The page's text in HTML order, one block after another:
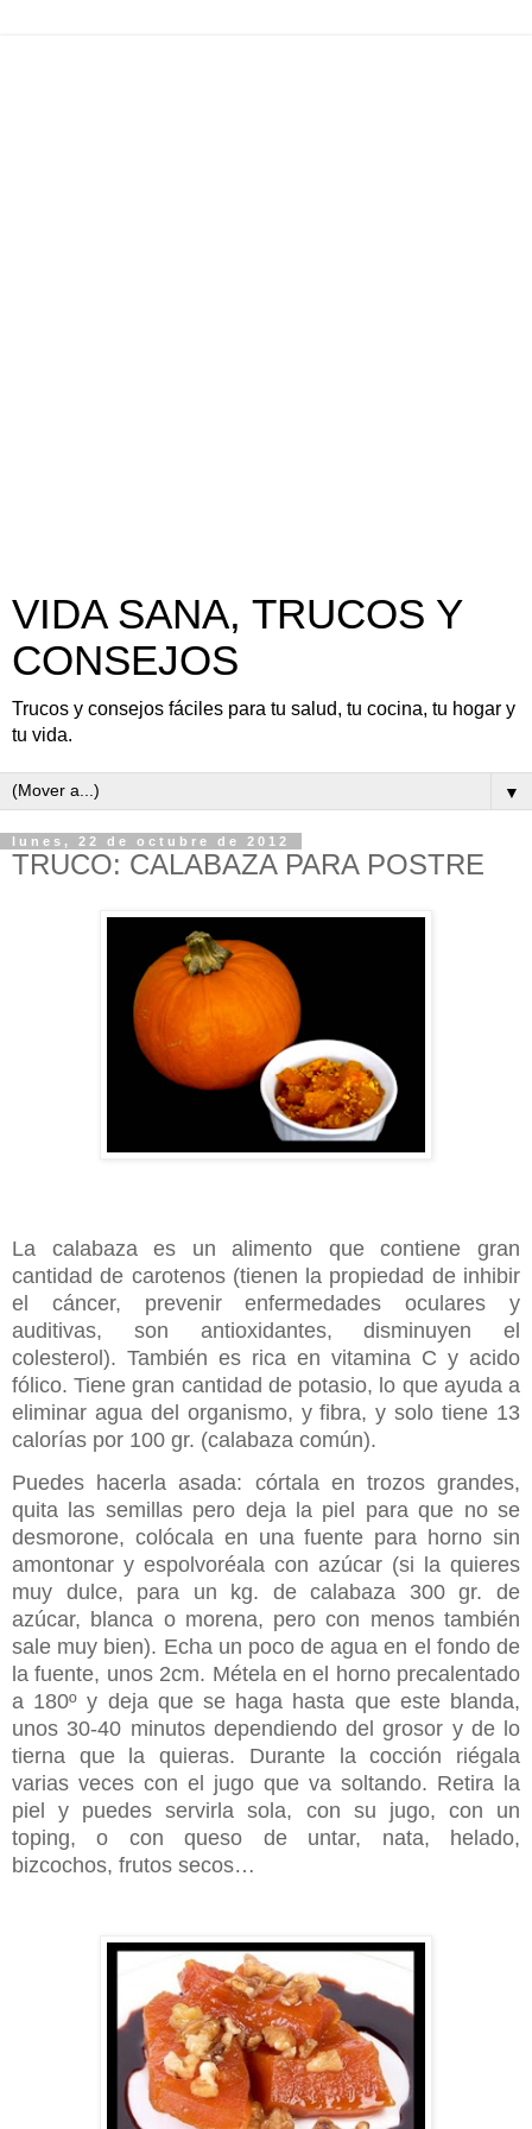
VIDA SANA, TRUCOS Y
CONSEJOS
Trucos y consejos fáciles para tu salud, tu cocina, tu hogar y
tu vida.
▼
lunes, 22 de octubre de 2012
TRUCO: CALABAZA PARA POSTRE
La calabaza es un alimento que contiene gran
cantidad de carotenos (tienen la propiedad de inhibir
el cáncer, prevenir enfermedades oculares y
auditivas, son antioxidantes, disminuyen el
colesterol). También es rica en vitamina C y acido
fólico. Tiene gran cantidad de potasio, lo que ayuda a
eliminar agua del organismo, y fibra, y solo tiene 13
calorías por 100 gr. (calabaza común).
Puedes hacerla asada: córtala en trozos grandes,
quita las semillas pero deja la piel para que no se
desmorone, colócala en una fuente para horno sin
amontonar y espolvoréala con azúcar (si la quieres
muy dulce, para un kg. de calabaza 300 gr. de
azúcar, blanca o morena, pero con menos también
sale muy bien). Echa un poco de agua en el fondo de
la fuente, unos 2cm. Métela en el horno precalentado
a 180º y deja que se haga hasta que este blanda,
unos 30-40 minutos dependiendo del grosor y de lo
tierna que la quieras. Durante la cocción riégala
varias veces con el jugo que va soltando. Retira la
piel y puedes servirla sola, con su jugo, con un
toping, o con queso de untar, nata, helado,
bizcochos, frutos secos…